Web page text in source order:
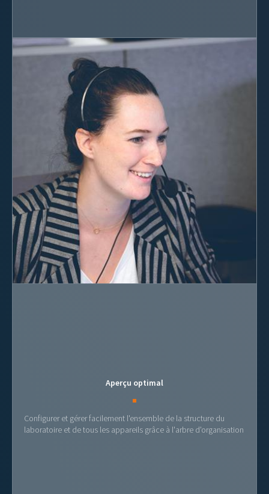
Aperçu optimal
Configurer et gérer facilement l'ensemble de la structure du
laboratoire et de tous les appareils grâce à l'arbre d'organisation